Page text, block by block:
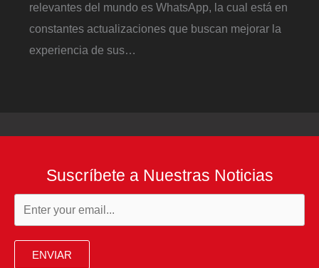
relevantes del mundo es WhatsApp, la cual está en
constantes actualizaciones que buscan mejorar la
experiencia de sus…
Suscríbete a Nuestras Noticias
ENVIAR